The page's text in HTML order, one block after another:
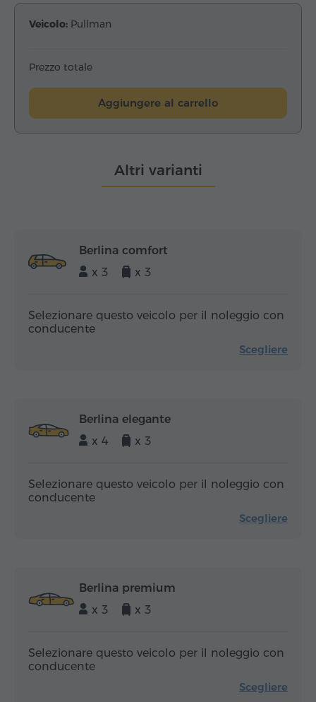
Veicolo: Pullman
Prezzo totale
Aggiungere al carrello
Altri varianti
Berlina comfort
x 3
x 3
Selezionare questo veicolo per il noleggio con
conducente
Scegliere
Berlina elegante
x 4
x 3
Selezionare questo veicolo per il noleggio con
conducente
Scegliere
Berlina premium
x 3
x 3
Selezionare questo veicolo per il noleggio con
conducente
Scegliere